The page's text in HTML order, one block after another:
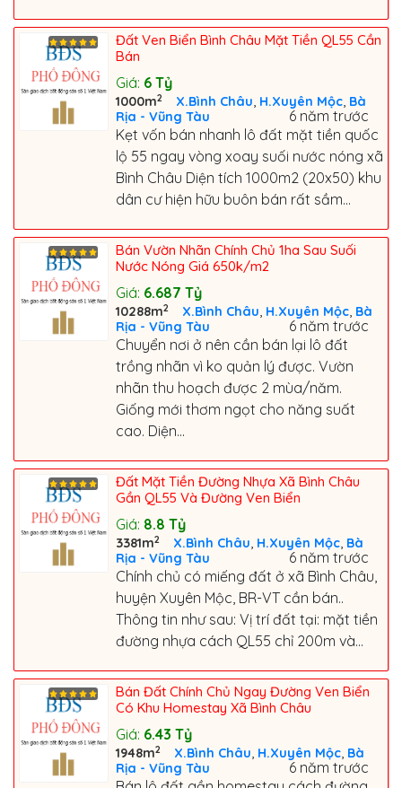
Đất Ven Biển Bình Châu Mặt Tiền QL55 Cần
Bán
Giá: 6 Tỷ
1000m2 X.Bình Châu, H.Xuyên Mộc, Bà
Rịa - Vũng Tàu
6 năm trước
Kẹt vốn bán nhanh lô đất mặt tiền quốc
lộ 55 ngay vòng xoay suối nước nóng xã
Bình Châu Diện tích 1000m2 (20x50) khu
dân cư hiện hữu buôn bán rất sầm...
Bán Vườn Nhãn Chính Chủ 1ha Sau Suối
Nước Nóng Giá 650k/m2
Giá: 6.687 Tỷ
10288m2 X.Bình Châu, H.Xuyên Mộc, Bà
Rịa - Vũng Tàu
6 năm trước
Chuyển nơi ở nên cần bán lại lô đất
trồng nhãn vì ko quản lý được. Vườn
nhãn thu hoạch được 2 mùa/năm.
Giống mới thơm ngọt cho năng suất
cao. Diện...
Đất Mặt Tiền Đường Nhựa Xã Bình Châu
Gần QL55 Và Đường Ven Biển
Giá: 8.8 Tỷ
3381m2 X.Bình Châu, H.Xuyên Mộc, Bà
Rịa - Vũng Tàu
6 năm trước
Chính chủ có miếng đất ở xã Bình Châu,
huyện Xuyên Mộc, BR-VT cần bán..
Thông tin như sau: Vị trí đất tại: mặt tiền
đường nhựa cách QL55 chỉ 200m và...
Bán Đất Chính Chủ Ngay Đường Ven Biển
Có Khu Homestay Xã Bình Châu
Giá: 6.43 Tỷ
1948m2 X.Bình Châu, H.Xuyên Mộc, Bà
Rịa - Vũng Tàu
6 năm trước